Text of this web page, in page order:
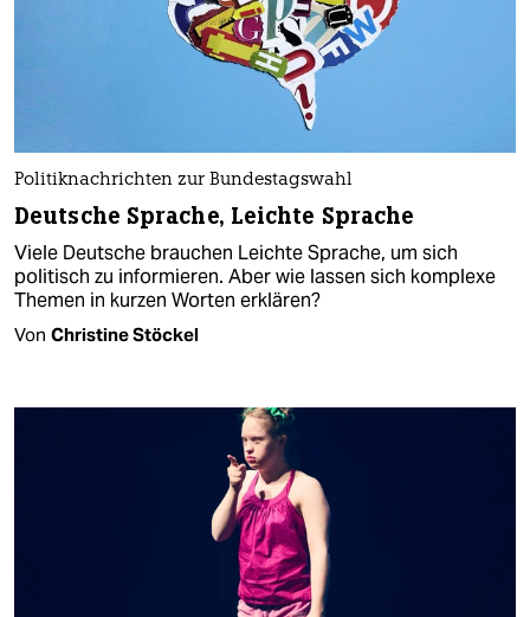
Politiknachrichten zur Bundestagswahl
Deutsche Sprache, Leichte Sprache
Viele Deutsche brauchen Leichte Sprache, um sich
politisch zu informieren. Aber wie lassen sich komplexe
Themen in kurzen Worten erklären?
Von Christine Stöckel